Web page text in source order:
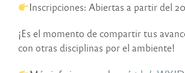
Inscripciones: Abiertas a partir del
¡Es el momento de compartir tus
con otras disciplinas por el ambiente!